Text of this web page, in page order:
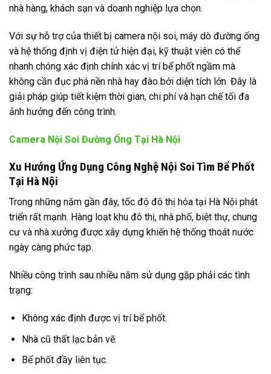
nhà hàng, khách sạn và doanh nghiệp lựa chọn.
Với sự hỗ trợ của thiết bị camera nội soi, máy dò đường ống
và hệ thống định vị điện tử hiện đại, kỹ thuật viên có thể
nhanh chóng xác định chính xác vị trí bể phốt ngầm mà
không cần đục phá nền nhà hay đào bới diện tích lớn. Đây là
giải pháp giúp tiết kiệm thời gian, chi phí và hạn chế tối đa
ảnh hưởng đến công trình.
Camera Nội Soi Đường Ống Tại Hà Nội
Xu Hướng Ứng Dụng Công Nghệ Nội Soi Tìm Bể Phốt
Tại Hà Nội
Trong những năm gần đây, tốc độ đô thị hóa tại Hà Nội phát
triển rất mạnh. Hàng loạt khu đô thị, nhà phố, biệt thự, chung
cư và nhà xưởng được xây dựng khiến hệ thống thoát nước
ngày càng phức tạp.
Nhiều công trình sau nhiều năm sử dụng gặp phải các tình
trạng:
Không xác định được vị trí bể phốt.
Nhà cũ thất lạc bản vẽ.
Bể phốt đầy liên tục.